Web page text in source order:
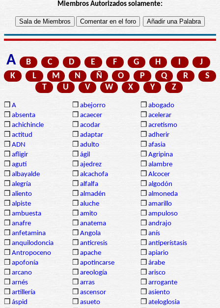
Miembros Autorizados solamente:
A B C D E F G H I
J
K
L M N Ñ O P Q R
S
T
U V W X Y Z
❒ A ❒ abejorro ❒ abogado
❒ absenta ❒ acaecer ❒ acelerar
❒ achichincle ❒ acodar ❒ acretismo
❒ actitud ❒ adaptar ❒ adherir
❒ ADN ❒ adulto ❒ afasia
❒ afligir ❒ ágil ❒ Agripina
❒ agutí ❒ ajedrez ❒ alambre
❒ albayalde ❒ alcachofa ❒ Alcocer
❒ alegría ❒ alfalfa ❒ algodón
❒ aliento ❒ almadén ❒ almoneda
❒ alpiste ❒ aluche ❒ amarillo
❒ ambuesta ❒ amito ❒ ampuloso
❒ anafre ❒ anatema ❒ andrajo
❒ anfetamina ❒ Angola ❒ anís
❒ anquilodoncia ❒ anticresis ❒ antiperístasis
❒ Antropoceno ❒ apache ❒ apiario
❒ apofonía ❒ apotincarse ❒ árabe
❒ arcano ❒ areología ❒ arisco
❒ arnés ❒ arras ❒ arrogante
❒ artillería ❒ ascensor ❒ asiento
❒ áspid ❒ asueto ❒ ateloglosia